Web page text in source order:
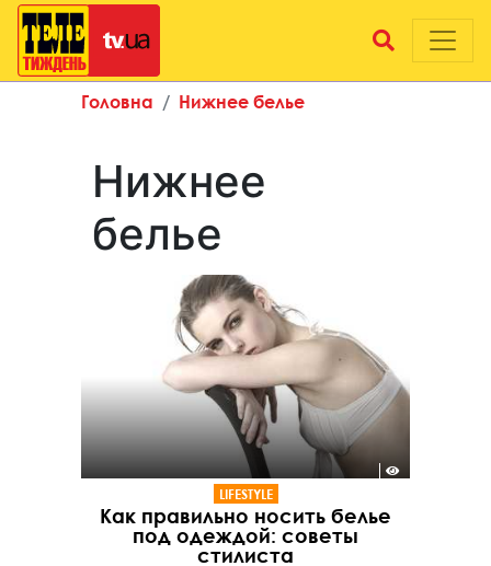
Головна Нижнее белье
Нижнее
белье
LIFESTYLE
Как правильно носить белье
под одеждой: советы
стилиста